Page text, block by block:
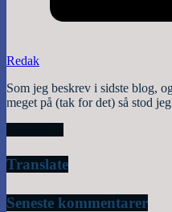
Redak
Som jeg beskrev i sidste blog,
meget på (tak for det) så stod jeg
Translate
Seneste kommentarer